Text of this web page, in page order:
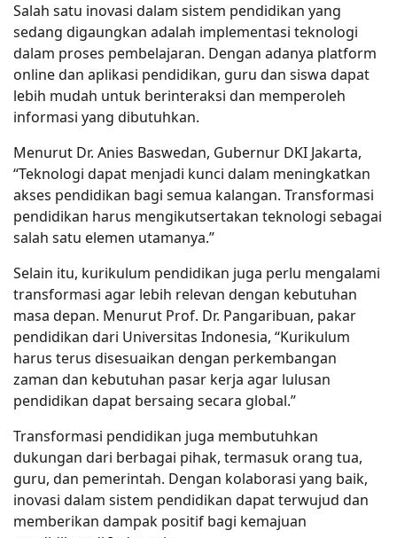
Salah satu inovasi dalam sistem pendidikan yang
sedang digaungkan adalah implementasi teknologi
dalam proses pembelajaran. Dengan adanya platform
online dan aplikasi pendidikan, guru dan siswa dapat
lebih mudah untuk berinteraksi dan memperoleh
informasi yang dibutuhkan.
Menurut Dr. Anies Baswedan, Gubernur DKI Jakarta,
“Teknologi dapat menjadi kunci dalam meningkatkan
akses pendidikan bagi semua kalangan. Transformasi
pendidikan harus mengikutsertakan teknologi sebagai
salah satu elemen utamanya.”
Selain itu, kurikulum pendidikan juga perlu mengalami
transformasi agar lebih relevan dengan kebutuhan
masa depan. Menurut Prof. Dr. Pangaribuan, pakar
pendidikan dari Universitas Indonesia, “Kurikulum
harus terus disesuaikan dengan perkembangan
zaman dan kebutuhan pasar kerja agar lulusan
pendidikan dapat bersaing secara global.”
Transformasi pendidikan juga membutuhkan
dukungan dari berbagai pihak, termasuk orang tua,
guru, dan pemerintah. Dengan kolaborasi yang baik,
inovasi dalam sistem pendidikan dapat terwujud dan
memberikan dampak positif bagi kemajuan